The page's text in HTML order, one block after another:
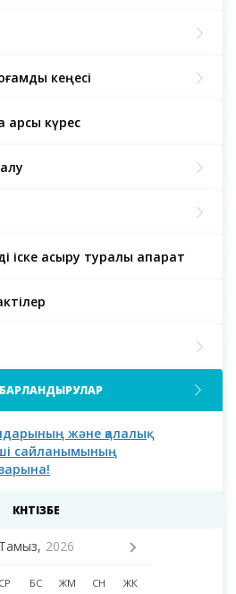
кеңесі
қарсы күрес
іске асыру туралы ақпарат
және қалалық
сайланымының
КҮНТІЗБЕ
Тамыз, 2026
СР БС ЖМ СН ЖК